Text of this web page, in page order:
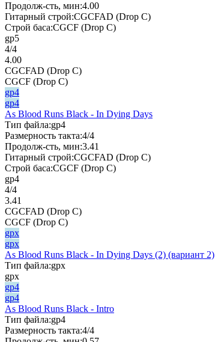
Продолж-сть, мин:4.00
Гитарный строй:CGCFAD (Drop C)
Строй баса:CGCF (Drop C)
gp5
4/4
4.00
CGCFAD (Drop C)
CGCF (Drop C)
gp4
gp4
As Blood Runs Black - In Dying Days
Тип файла:gp4
Размерность такта:4/4
Продолж-сть, мин:3.41
Гитарный строй:CGCFAD (Drop C)
Строй баса:CGCF (Drop C)
gp4
4/4
3.41
CGCFAD (Drop C)
CGCF (Drop C)
gpx
gpx
As Blood Runs Black - In Dying Days (2) (вариант 2)
Тип файла:gpx
gpx
gp4
gp4
As Blood Runs Black - Intro
Тип файла:gp4
Размерность такта:4/4